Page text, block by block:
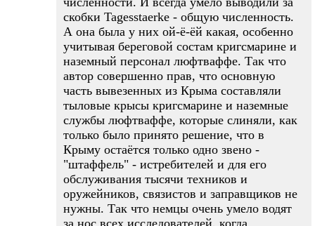
скобки Tagesstaerke - общую численность.
А она была у них ой-ё-ёй какая, особенно
учитывая береговой состам кригсмарине и
наземный персонал люфтваффе. Так что
автор совершенно прав, что основную
часть вывезенных из Крыма составляли
тыловые крысы кригсмарине и наземные
службы люфтваффе, которые слиняли, как
только было принято решение, что в
Крыму остаётся только одно звено -
"штаффель" - истребителей и для его
обслуживания тысячи техников и
оружейников, связистов и заправщиков не
нужны. Так что немцы очень умело водят
за нос всех исследователей, когда